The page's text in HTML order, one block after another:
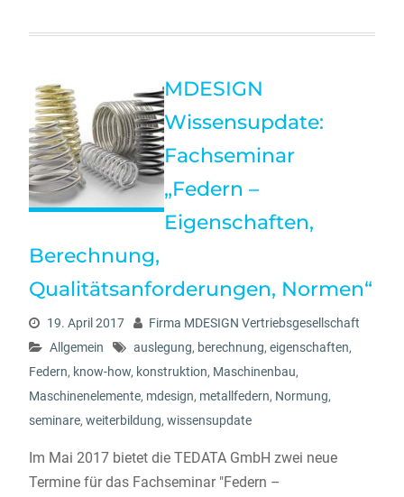
MDESIGN
Wissensupdate:
Fachseminar
„Federn –
Eigenschaften,
Berechnung,
Qualitätsanforderungen, Normen“
19. April 2017
Firma MDESIGN Vertriebsgesellschaft
Allgemein
auslegung, berechnung, eigenschaften,
Federn, know-how, konstruktion, Maschinenbau,
Maschinenelemente, mdesign, metallfedern, Normung,
seminare, weiterbildung, wissensupdate
Im Mai 2017 bietet die TEDATA GmbH zwei neue
Termine für das Fachseminar "Federn –